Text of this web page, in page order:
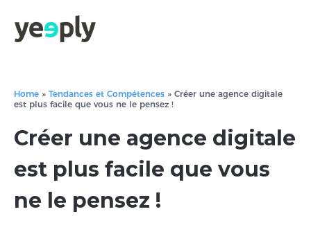
Home » Tendances et Compétences » Créer une agence digitale
est plus facile que vous ne le pensez !
Créer une agence digitale
est plus facile que vous
ne le pensez !